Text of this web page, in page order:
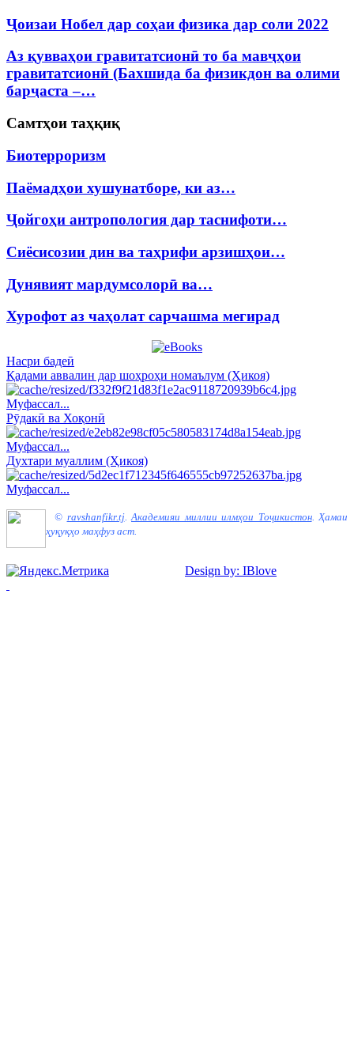
Ҷоизаи Нобел дар соҳаи физика дар соли 2022
Аз қувваҳои гравитатсионӣ то ба мавҷҳои
гравитатсионӣ (Бахшида ба физикдон ва олими
барҷаста –…
Самтҳои таҳқиқ
Биотерроризм
Паёмадҳои хушунатборе, ки аз…
Ҷойгоҳи антропология дар таснифоти…
Сиёсисозии дин ва таҳрифи арзишҳои…
Дунявият мардумсолорӣ ва…
Хурофот аз чаҳолат сарчашма мегирад
Насри бадеӣ
Қадами аввалин дар шоҳроҳи номаълум (Ҳикоя)
Муфассал...
Рӯдакӣ ва Хоқонӣ
Муфассал...
Духтари муаллим (Ҳикоя)
Муфассал...
© ravshanfikr.tj.Академияи миллии илмҳои Тоҷикистон.Ҳамаи
ҳуқуқҳо маҳфуз аст.
Design by: IBlove